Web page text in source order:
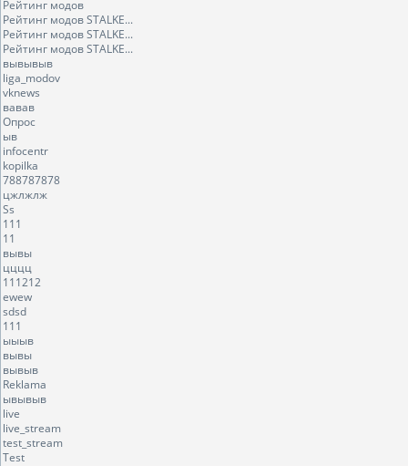
Рейтинг модов
Рейтинг модов STALKE...
Рейтинг модов STALKE...
Рейтинг модов STALKE...
вывывыв
liga_modov
vknews
вавав
Опрос
ыв
infocentr
kopilka
788787878
цжлжлж
Ss
111
11
вывы
цццц
111212
ewew
sdsd
111
ыыыв
вывы
вывыв
Reklama
ывывыв
live
live_stream
test_stream
Test